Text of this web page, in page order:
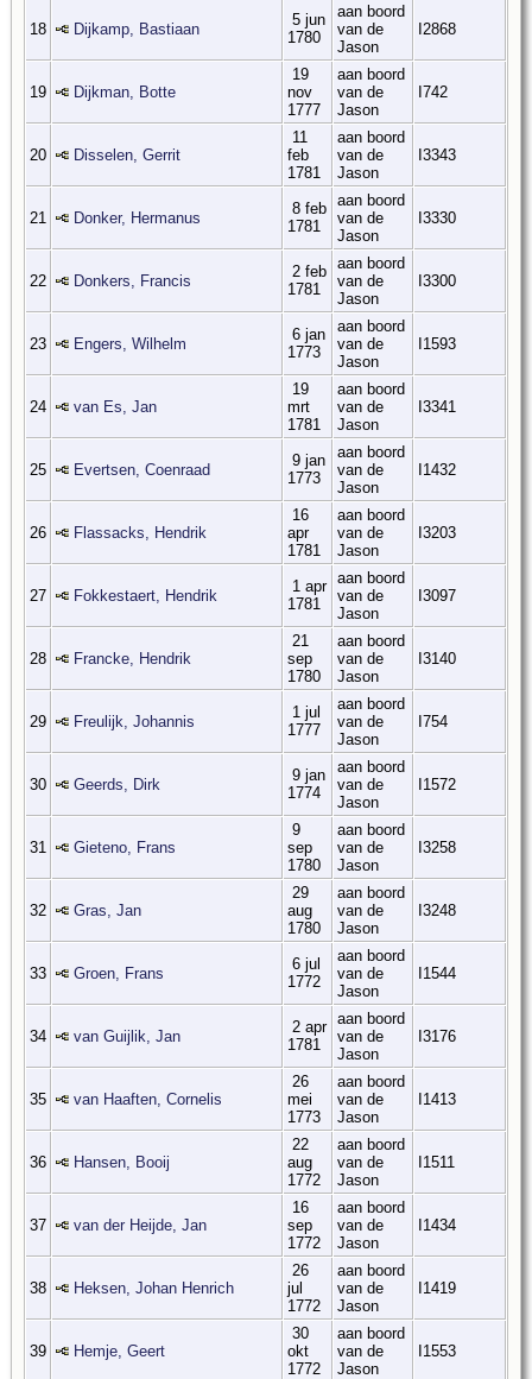
18 Dijkamp, Bastiaan
5 jun
1780
aan boord
van de
Jason
I2868
19 Dijkman, Botte
19
nov
1777
aan boord
van de
Jason
I742
20 Disselen, Gerrit
11
feb
1781
aan boord
van de
Jason
I3343
21 Donker, Hermanus
8 feb
1781
aan boord
van de
Jason
I3330
22 Donkers, Francis
2 feb
1781
aan boord
van de
Jason
I3300
23 Engers, Wilhelm
6 jan
1773
aan boord
van de
Jason
I1593
24 van Es, Jan
19
mrt
1781
aan boord
van de
Jason
I3341
25 Evertsen, Coenraad
9 jan
1773
aan boord
van de
Jason
I1432
26 Flassacks, Hendrik
16
apr
1781
aan boord
van de
Jason
I3203
27 Fokkestaert, Hendrik
1 apr
1781
aan boord
van de
Jason
I3097
28 Francke, Hendrik
21
sep
1780
aan boord
van de
Jason
I3140
29 Freulijk, Johannis
1 jul
1777
aan boord
van de
Jason
I754
30 Geerds, Dirk
9 jan
1774
aan boord
van de
Jason
I1572
31 Gieteno, Frans
9
sep
1780
aan boord
van de
Jason
I3258
32 Gras, Jan
29
aug
1780
aan boord
van de
Jason
I3248
33 Groen, Frans
6 jul
1772
aan boord
van de
Jason
I1544
34 van Guijlik, Jan
2 apr
1781
aan boord
van de
Jason
I3176
35 van Haaften, Cornelis
26
mei
1773
aan boord
van de
Jason
I1413
36 Hansen, Booij
22
aug
1772
aan boord
van de
Jason
I1511
37 van der Heijde, Jan
16
sep
1772
aan boord
van de
Jason
I1434
38 Heksen, Johan Henrich
26
jul
1772
aan boord
van de
Jason
I1419
39 Hemje, Geert
30
okt
1772
aan boord
van de
Jason
I1553